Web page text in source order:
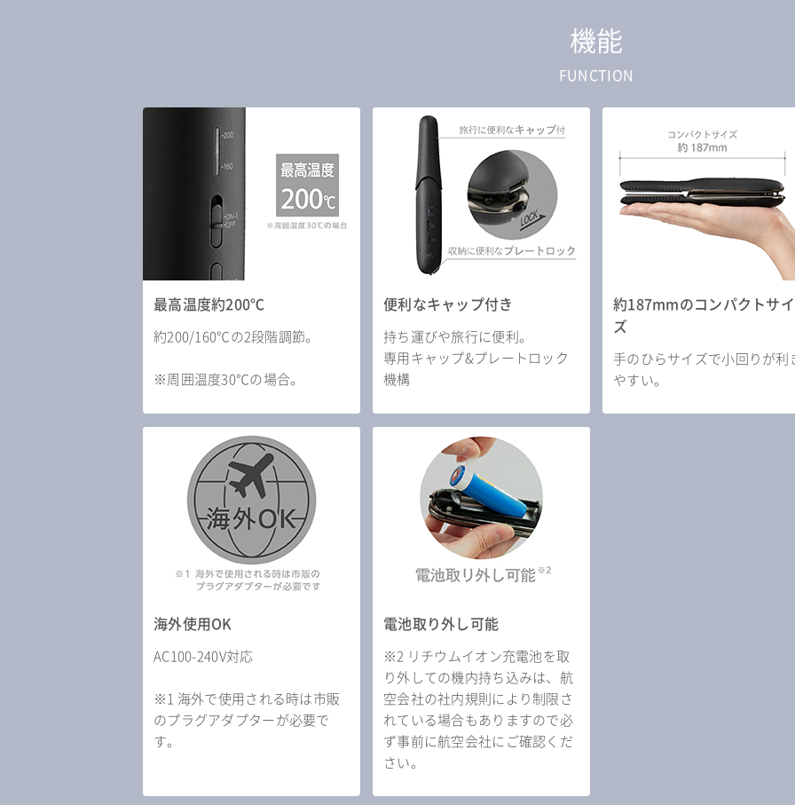
機能
FUNCTION
最高温度約200℃
約200/160℃の2段階調節。
※周囲温度30℃の場合。
便利なキャップ付き
持ち運びや旅行に便利。
専用キャップ&プレートロック
機構
約187mmのコンパクトサイ
ズ
手のひらサイズで小回りが利
やすい。
海外使用OK
AC100-240V対応
※1 海外で使用される時は市販
のプラグアダプターが必要で
す。
電池取り外し可能
※2 リチウムイオン充電池を取
り外しての機内持ち込みは、航
空会社の社内規則により制限さ
れている場合もありますので必
ず事前に航空会社にご確認くだ
さい。